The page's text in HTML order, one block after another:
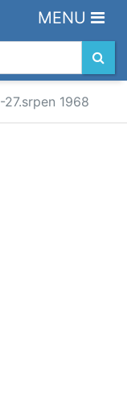
MENU
27.srpen 1968